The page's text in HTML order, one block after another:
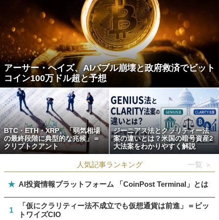
アーサー・ヘイズ、AIバブル崩壊と政府救済でビット
コイン100万ドル超と予想
BTC・ETH・XRP、「弱気相場
の最終段階に典型的な兆候」＝
クリプトクアント
ジーニアス法とクラリティー法
案の違いとは？米国の暗号資産2
大法案をわかりやすく解説
人気記事ランキング 一覧 ＞
★ AI投資情報プラットフォーム 「CoinPost Terminal」とは
1
「仮にクラリティー法不成立でも仮想通貨は前進」＝ビッ
トワイズCIO